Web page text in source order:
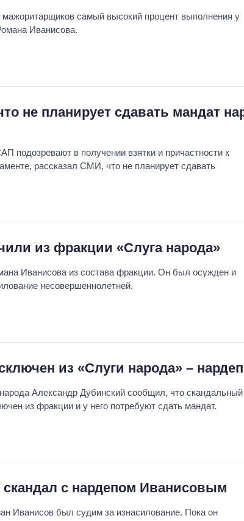
мажоритарщиков самый высокий процент выполнения у
Иванисова.
не планирует сдавать мандат
подозревают в получении взятки и причастности к
рассказал СМИ, что не планирует сдавать
из фракции «Слуга народа»
Иванисова из состава фракции. Он был осужден и
несовершеннолетней.
из «Слуги народа» – нардеп
Александр Дубинский сообщил, что скандальный
из фракции и у него потребуют сдать мандат.
с нардепом Иванисовым
Иванисов был судим за изнасилование. Пока он